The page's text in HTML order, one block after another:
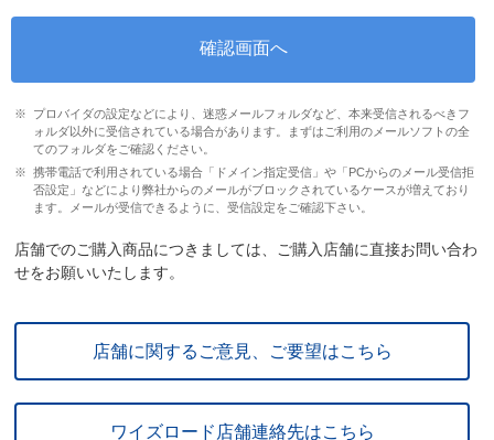
プロバイダの設定などにより、迷惑メールフォルダなど、本来受信されるべきフ
ォルダ以外に受信されている場合があります。まずはご利用のメールソフトの全
てのフォルダをご確認ください。
携帯電話で利用されている場合「ドメイン指定受信」や「PCからのメール受信拒
否設定」などにより弊社からのメールがブロックされているケースが増えており
ます。メールが受信できるように、受信設定をご確認下さい。
店舗でのご購入商品につきましては、ご購入店舗に直接お問い合わ
せをお願いいたします。
店舗に関するご意見、ご要望はこちら
ワイズロード店舗連絡先はこちら